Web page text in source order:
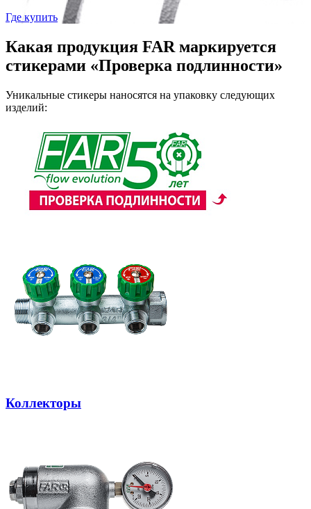
Где купить
Какая продукция FAR маркируется
стикерами «Проверка подлинности»
Уникальные стикеры наносятся на упаковку следующих
изделий:
Коллекторы